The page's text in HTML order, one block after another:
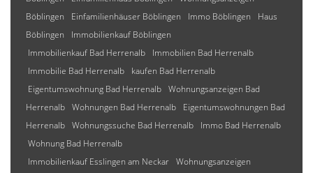
Böblingen
Einfamilienhäuser Böblingen Immo Böblingen
Haus
Böblingen
Immobilienkauf Böblingen
Immobilienkauf Bad Herrenalb
Immobilien Bad Herrenalb
Immobilie Bad Herrenalb
kaufen Bad Herrenalb
Eigentumswohnung Bad Herrenalb Wohnungsanzeigen Bad
Herrenalb Wohnungen Bad Herrenalb
Eigentumswohnungen Bad
Herrenalb Wohnungssuche Bad Herrenalb
Immo Bad Herrenalb
Wohnung Bad Herrenalb
Immobilienkauf Esslingen am Neckar Wohnungsanzeigen